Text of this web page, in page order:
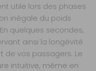
utile lors des phases
inégale du poids
quelques secondes,
ainsi la longévité
de vos passagers. Le
intuitive, même en